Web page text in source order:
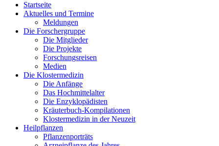
Startseite
Aktuelles und Termine
Meldungen
Die Forschergruppe
Die Mitglieder
Die Projekte
Forschungsreisen
Medien
Die Klostermedizin
Die Anfänge
Das Hochmittelalter
Die Enzyklopädisten
Kräuterbuch-Kompilationen
Klostermedizin in der Neuzeit
Heilpflanzen
Pflanzenporträts